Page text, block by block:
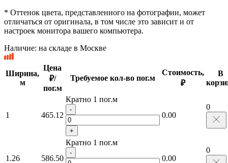
* Оттенок цвета, представленного на фотографии, может
отличаться от оригинала, в том числе это зависит и от
настроек монитора вашего компьютера.
Наличие: на складе в Москве
Ширина,
м
Цена
₽/
пог.м
Требуемое кол-во пог.м
Стоимость,
₽
В
1 465.12
Кратно 1 пог.м
-
+
0.00
0
1.26 586.50
Кратно 1 пог.м
-
0.00
0